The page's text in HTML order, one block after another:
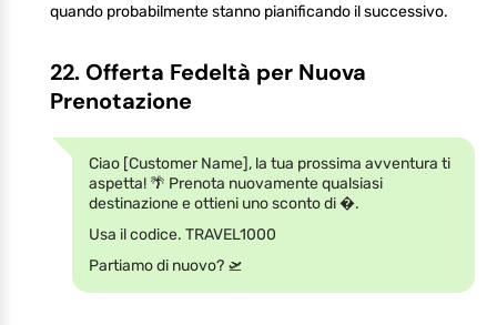
quando probabilmente stanno pianificando il successivo.
22. Offerta Fedeltà per Nuova
Prenotazione
Ciao [Customer Name], la tua prossima avventura ti
aspetta! 🌴 Prenota nuovamente qualsiasi
destinazione e ottieni uno sconto di �.
Usa il codice. TRAVEL1000
Partiamo di nuovo? 🛫